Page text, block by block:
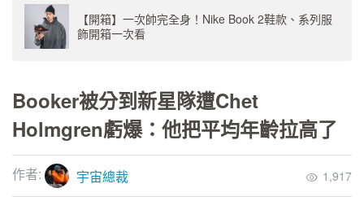
【開箱】一次帥完全身！Nike Book 2鞋款、系列服
飾開箱一次看
Booker被分到新星隊遭Chet
Holmgren虧爆：他把平均年齡拉高了
作者: 宇宙總裁 1,917